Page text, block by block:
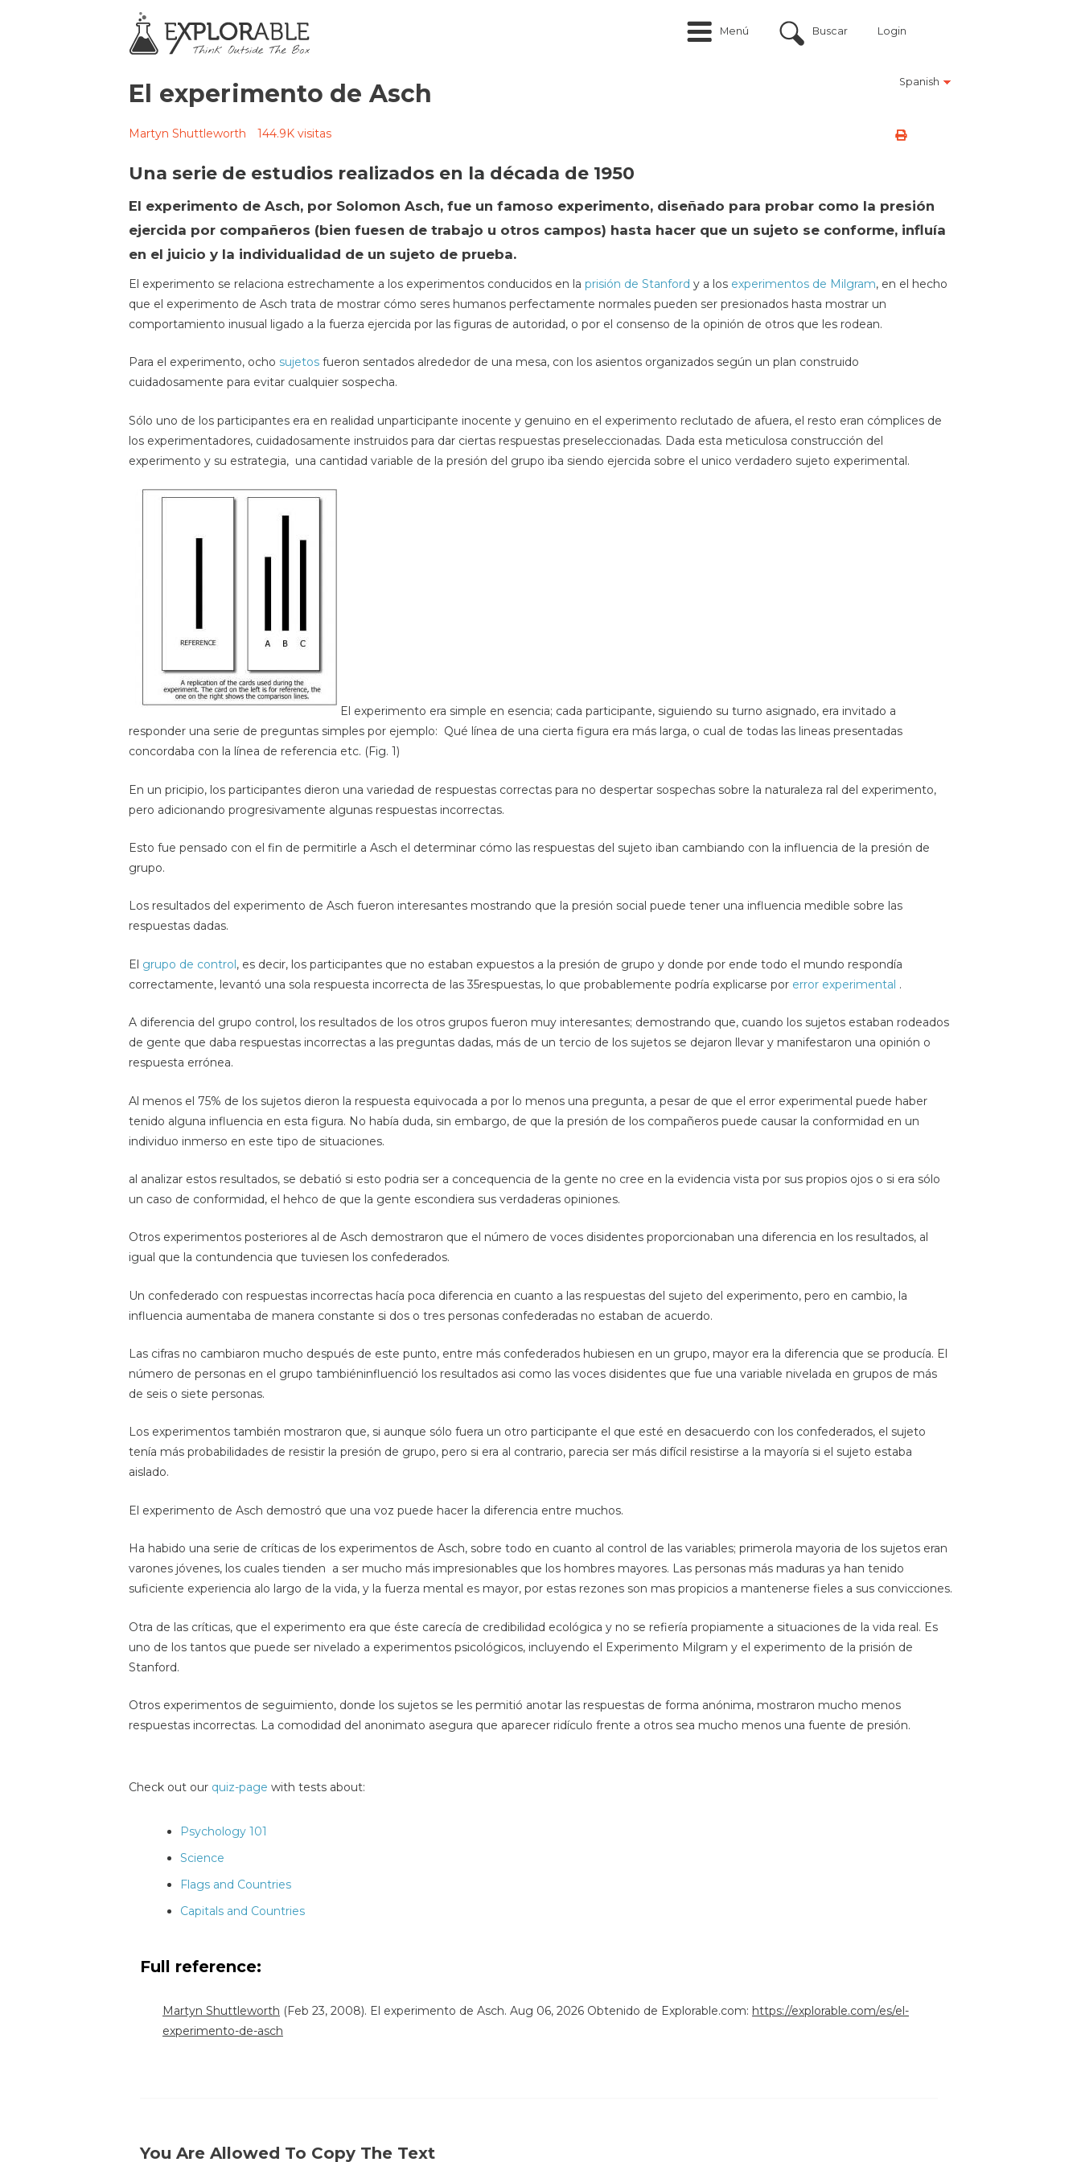
Menú Buscar Login
Spanish
El experimento de Asch
Martyn Shuttleworth 144.9K visitas
Una serie de estudios realizados en la década de 1950
El experimento de Asch, por Solomon Asch, fue un famoso experimento, diseñado para probar como la presión
ejercida por compañeros (bien fuesen de trabajo u otros campos) hasta hacer que un sujeto se conforme, influía
en el juicio y la individualidad de un sujeto de prueba.
El experimento se relaciona estrechamente a los experimentos conducidos en la prisión de Stanford y a los experimentos de Milgram, en el hecho
que el experimento de Asch trata de mostrar cómo seres humanos perfectamente normales pueden ser presionados hasta mostrar un
comportamiento inusual ligado a la fuerza ejercida por las figuras de autoridad, o por el consenso de la opinión de otros que les rodean.
Para el experimento, ocho sujetos fueron sentados alrededor de una mesa, con los asientos organizados según un plan construido
cuidadosamente para evitar cualquier sospecha.
Sólo uno de los participantes era en realidad unparticipante inocente y genuino en el experimento reclutado de afuera, el resto eran cómplices de
los experimentadores, cuidadosamente instruidos para dar ciertas respuestas preseleccionadas. Dada esta meticulosa construcción del
experimento y su estrategia, una cantidad variable de la presión del grupo iba siendo ejercida sobre el unico verdadero sujeto experimental.
El experimento era simple en esencia; cada participante, siguiendo su turno asignado, era invitado a
responder una serie de preguntas simples por ejemplo: Qué línea de una cierta figura era más larga, o cual de todas las lineas presentadas
concordaba con la línea de referencia etc. (Fig. 1)
En un pricipio, los participantes dieron una variedad de respuestas correctas para no despertar sospechas sobre la naturaleza ral del experimento,
pero adicionando progresivamente algunas respuestas incorrectas.
Esto fue pensado con el fin de permitirle a Asch el determinar cómo las respuestas del sujeto iban cambiando con la influencia de la presión de
grupo.
Los resultados del experimento de Asch fueron interesantes mostrando que la presión social puede tener una influencia medible sobre las
respuestas dadas.
El grupo de control, es decir, los participantes que no estaban expuestos a la presión de grupo y donde por ende todo el mundo respondía
correctamente, levantó una sola respuesta incorrecta de las 35respuestas, lo que probablemente podría explicarse por error experimental .
A diferencia del grupo control, los resultados de los otros grupos fueron muy interesantes; demostrando que, cuando los sujetos estaban rodeados
de gente que daba respuestas incorrectas a las preguntas dadas, más de un tercio de los sujetos se dejaron llevar y manifestaron una opinión o
respuesta errónea.
Al menos el 75% de los sujetos dieron la respuesta equivocada a por lo menos una pregunta, a pesar de que el error experimental puede haber
tenido alguna influencia en esta figura. No había duda, sin embargo, de que la presión de los compañeros puede causar la conformidad en un
individuo inmerso en este tipo de situaciones.
al analizar estos resultados, se debatió si esto podria ser a concequencia de la gente no cree en la evidencia vista por sus propios ojos o si era sólo
un caso de conformidad, el hehco de que la gente escondiera sus verdaderas opiniones.
Otros experimentos posteriores al de Asch demostraron que el número de voces disidentes proporcionaban una diferencia en los resultados, al
igual que la contundencia que tuviesen los confederados.
Un confederado con respuestas incorrectas hacía poca diferencia en cuanto a las respuestas del sujeto del experimento, pero en cambio, la
influencia aumentaba de manera constante si dos o tres personas confederadas no estaban de acuerdo.
Las cifras no cambiaron mucho después de este punto, entre más confederados hubiesen en un grupo, mayor era la diferencia que se producía. El
número de personas en el grupo tambiéninfluenció los resultados asi como las voces disidentes que fue una variable nivelada en grupos de más
de seis o siete personas.
Los experimentos también mostraron que, si aunque sólo fuera un otro participante el que esté en desacuerdo con los confederados, el sujeto
tenía más probabilidades de resistir la presión de grupo, pero si era al contrario, parecia ser más difícil resistirse a la mayoría si el sujeto estaba
aislado.
El experimento de Asch demostró que una voz puede hacer la diferencia entre muchos.
Ha habido una serie de críticas de los experimentos de Asch, sobre todo en cuanto al control de las variables; primerola mayoria de los sujetos eran
varones jóvenes, los cuales tienden a ser mucho más impresionables que los hombres mayores. Las personas más maduras ya han tenido
suficiente experiencia alo largo de la vida, y la fuerza mental es mayor, por estas rezones son mas propicios a mantenerse fieles a sus convicciones.
Otra de las críticas, que el experimento era que éste carecía de credibilidad ecológica y no se refiería propiamente a situaciones de la vida real. Es
uno de los tantos que puede ser nivelado a experimentos psicológicos, incluyendo el Experimento Milgram y el experimento de la prisión de
Stanford.
Otros experimentos de seguimiento, donde los sujetos se les permitió anotar las respuestas de forma anónima, mostraron mucho menos
respuestas incorrectas. La comodidad del anonimato asegura que aparecer ridículo frente a otros sea mucho menos una fuente de presión.
Check out our quiz-page with tests about:
Psychology 101
Science
Flags and Countries
Capitals and Countries
Full reference:
Martyn Shuttleworth (Feb 23, 2008). El experimento de Asch. Aug 06, 2026 Obtenido de Explorable.com: https://explorable.com/es/el-
experimento-de-asch
You Are Allowed To Copy The Text